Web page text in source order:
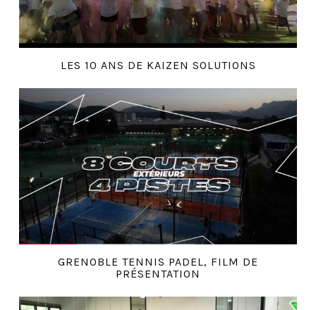
LES 10 ANS DE KAIZEN SOLUTIONS
GRENOBLE TENNIS PADEL, FILM DE
PRÉSENTATION